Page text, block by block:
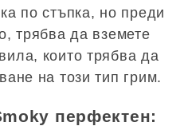
по стъпка, но преди
трябва да вземете
които трябва да
на този тип грим.
перфектен: